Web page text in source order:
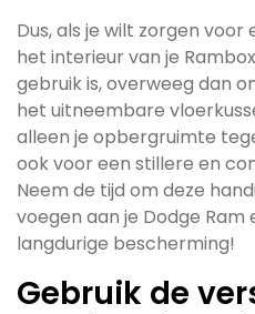
Dus, als je wilt zorgen
het interieur van je
gebruik is, overweeg dan
het uitneembare
alleen je opbergruimte
ook voor een stillere en
Neem de tijd om deze
voegen aan je Dodge Ram
langdurige bescherming!
Gebruik de